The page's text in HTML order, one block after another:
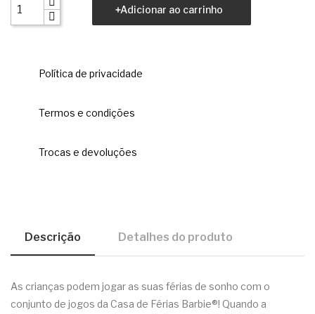
Adicionar ao carrinho
Política de privacidade
Termos e condições
Trocas e devoluções
Descrição Detalhes do produto
As crianças podem jogar as suas férias de sonho com o
conjunto de jogos da Casa de Férias Barbie®! Quando a